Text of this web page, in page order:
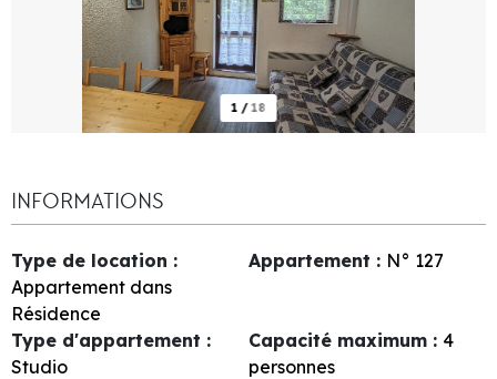
1 /18
INFORMATIONS
Type de location :
Appartement dans
Résidence
Appartement : N° 127
Type d'appartement :
Studio
Capacité maximum : 4
personnes